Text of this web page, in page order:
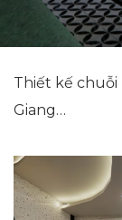
Thiết kế chuỗi
Giang…